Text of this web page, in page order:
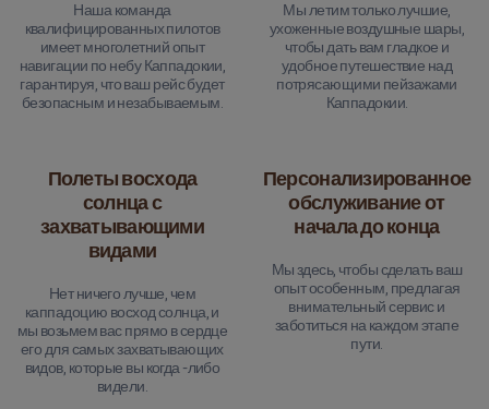
Наша команда
квалифицированных пилотов
имеет многолетний опыт
навигации по небу Каппадокии,
гарантируя, что ваш рейс будет
безопасным и незабываемым.
Мы летим только лучшие,
ухоженные воздушные шары,
чтобы дать вам гладкое и
удобное путешествие над
потрясающими пейзажами
Каппадокии.
Полеты восхода
солнца с
захватывающими
видами
Нет ничего лучше, чем
каппадоцию восход солнца, и
мы возьмем вас прямо в сердце
его для самых захватывающих
видов, которые вы когда -либо
видели.
Персонализированное
обслуживание от
начала до конца
Мы здесь, чтобы сделать ваш
опыт особенным, предлагая
внимательный сервис и
заботиться на каждом этапе
пути.